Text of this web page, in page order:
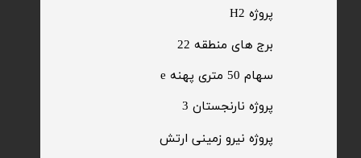
​سهام 50 متری پهنه e
برج های منطقه 22
پروژه H2
​پروژه نیرو زمینی ارتش
​پروژه نارنجستان 3